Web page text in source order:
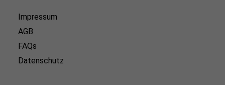
Impressum
AGB
FAQs
Datenschutz